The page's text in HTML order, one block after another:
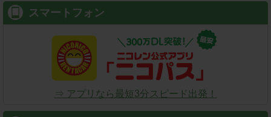
スマートフォン
⇒ アプリなら最短3分スピード出発！